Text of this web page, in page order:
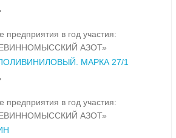
предприятия в год участия:
АЗОТ»
МАРКА 27/1
предприятия в год участия:
АЗОТ»